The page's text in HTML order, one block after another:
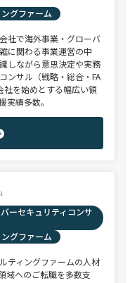
グファーム
社で海外事業・グローバ
に関わる事業運営の中
しながら意思決定や実務
ンサル（戦略・総合・FA
社を始めとする幅広い領
実績多数。
ーセキュリティコンサ
グファーム
ティングファームの人材
域へのご転職を多数支